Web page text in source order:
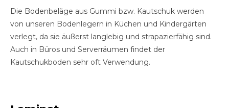
Die Bodenbeläge aus Gummi bzw. Kautschuk werden
von unseren Bodenlegern in Küchen und Kindergärten
verlegt, da sie äußerst langlebig und strapazierfähig sind.
Auch in Büros und Serverräumen findet der
Kautschukboden sehr oft Verwendung.